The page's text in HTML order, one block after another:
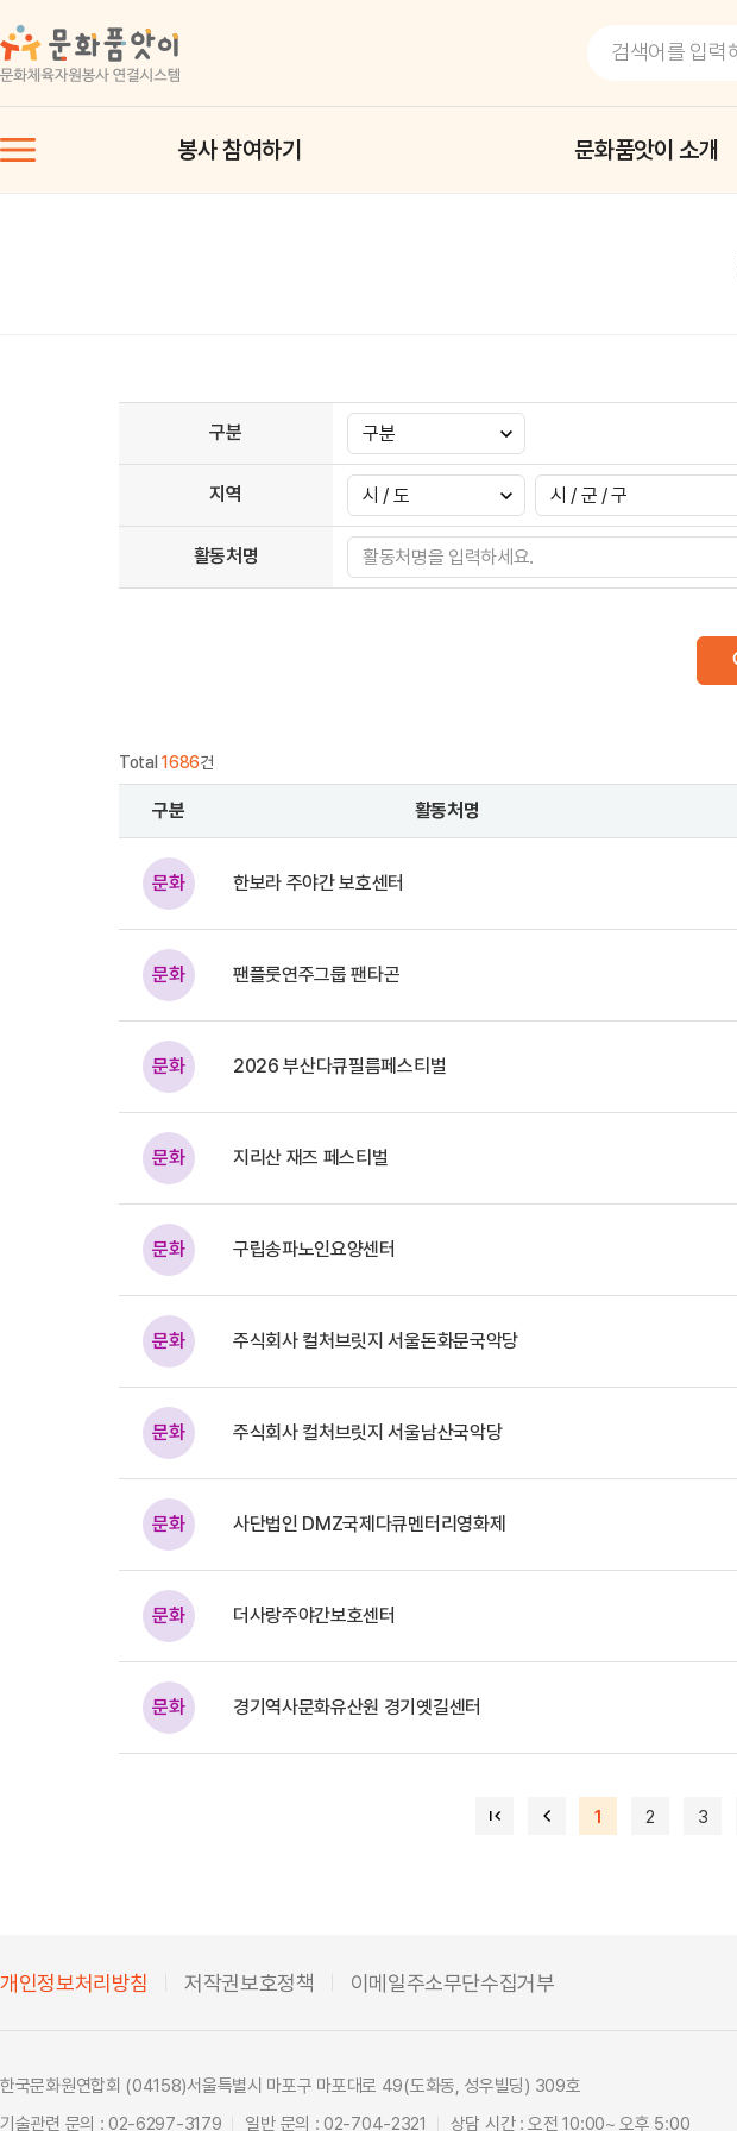
봉사 참여하기 문화품앗이 소개
구분
지역
활동처명
Total 1686건
구분 활동처명
문화 한보라 주야간 보호센터
문화 팬플룻연주그룹 팬타곤
문화 2026 부산다큐필름페스티벌
문화 지리산 재즈 페스티벌
문화 구립송파노인요양센터
문화 주식회사 컬처브릿지 서울돈화문국악당
문화 주식회사 컬처브릿지 서울남산국악당
문화 사단법인 DMZ국제다큐멘터리영화제
문화 더사랑주야간보호센터
문화 경기역사문화유산원 경기옛길센터
1 2 3
개인정보처리방침 저작권보호정책 이메일주소무단수집거부
한국문화원연합회 (04158)서울특별시 마포구 마포대로 49(도화동, 성우빌딩) 309호
기술관련 문의 : 02-6297-3179
일반 문의 : 02-704-2321 상담 시간 : 오전 10:00~ 오후 5:00